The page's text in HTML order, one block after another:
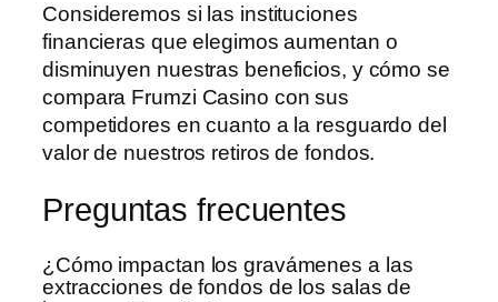
Consideremos si las instituciones
financieras que elegimos aumentan o
disminuyen nuestras beneficios, y cómo se
compara Frumzi Casino con sus
competidores en cuanto a la resguardo del
valor de nuestros retiros de fondos.
Preguntas frecuentes
¿Cómo impactan los gravámenes a las
extracciones de fondos de los salas de